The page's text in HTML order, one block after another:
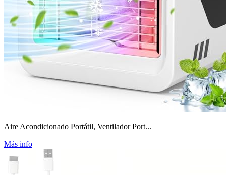
Aire Acondicionado Portátil, Ventilador Port...
Más info